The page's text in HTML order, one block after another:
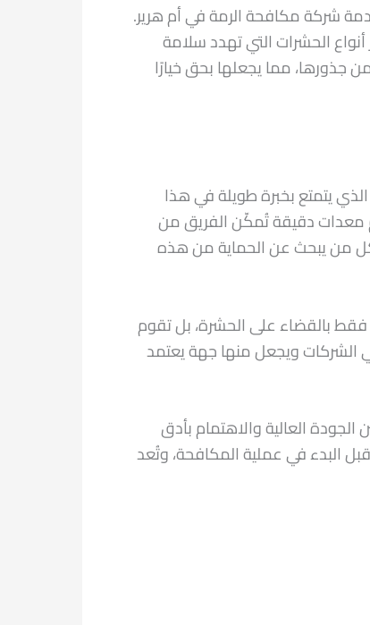
شركة مكافحة الرمة في أم هرير.
الحشرات التي تهدد سلامة
جذورها، مما يجعلها بحق خيارًا
يتمتع بخبرة طويلة في هذا
معدات دقيقة تُمكّن الفريق من
من يبحث عن الحماية من هذه
بالقضاء على الحشرة، بل تقوم
الشركات ويجعل منها جهة يعتمد
العالية والاهتمام بأدق
البدء في عملية المكافحة، وتُعد